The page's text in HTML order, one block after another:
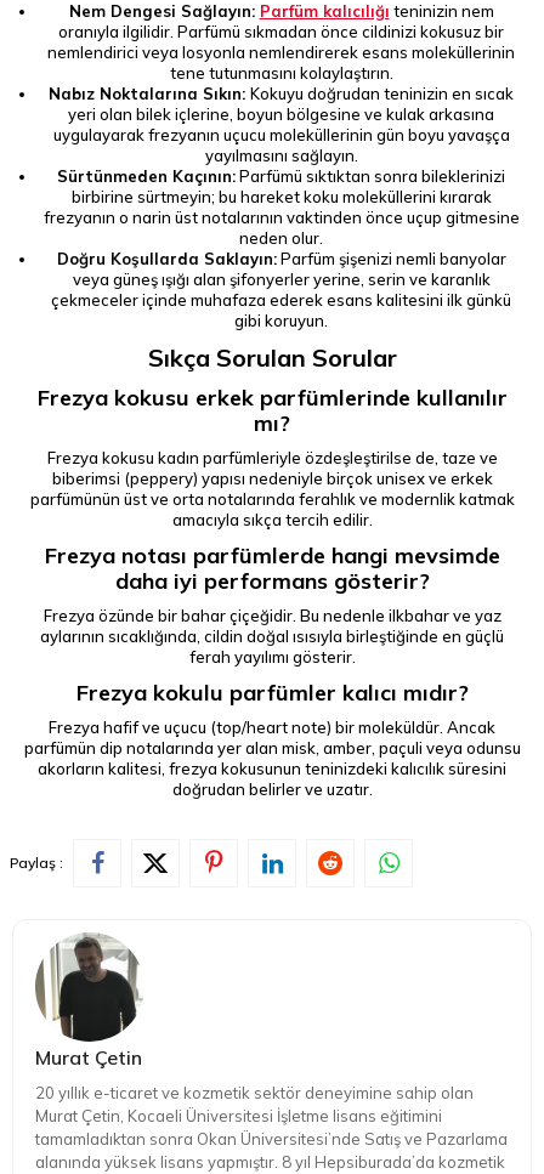
Nem Dengesi Sağlayın: Parfüm kalıcılığı teninizin nem
oranıyla ilgilidir. Parfümü sıkmadan önce cildinizi kokusuz bir
nemlendirici veya losyonla nemlendirerek esans moleküllerinin
tene tutunmasını kolaylaştırın.
Nabız Noktalarına Sıkın: Kokuyu doğrudan teninizin en sıcak
yeri olan bilek içlerine, boyun bölgesine ve kulak arkasına
uygulayarak frezyanın uçucu moleküllerinin gün boyu yavaşça
yayılmasını sağlayın.
Sürtünmeden Kaçının:Parfümü sıktıktan sonra bileklerinizi
birbirine sürtmeyin; bu hareket koku moleküllerini kırarak
frezyanın o narin üst notalarının vaktinden önce uçup gitmesine
neden olur.
Doğru Koşullarda Saklayın:Parfüm şişenizi nemli banyolar
veya güneş ışığı alan şifonyerler yerine, serin ve karanlık
çekmeceler içinde muhafaza ederek esans kalitesini ilk günkü
gibi koruyun.
Sıkça Sorulan Sorular
Frezya kokusu erkek parfümlerinde kullanılır
mı?
Frezya kokusu kadın parfümleriyle özdeşleştirilse de, taze ve
biberimsi (peppery) yapısı nedeniyle birçok unisex ve erkek
parfümünün üst ve orta notalarında ferahlık ve modernlik katmak
amacıyla sıkça tercih edilir.
Frezya notası parfümlerde hangi mevsimde
daha iyi performans gösterir?
Frezya özünde bir bahar çiçeğidir. Bu nedenle ilkbahar ve yaz
aylarının sıcaklığında, cildin doğal ısısıyla birleştiğinde en güçlü
ferah yayılımı gösterir.
Frezya kokulu parfümler kalıcı mıdır?
Frezya hafif ve uçucu (top/heart note) bir moleküldür. Ancak
parfümün dip notalarında yer alan misk, amber, paçuli veya odunsu
akorların kalitesi, frezya kokusunun teninizdeki kalıcılık süresini
doğrudan belirler ve uzatır.
Paylaş :
Murat Çetin
20 yıllık e-ticaret ve kozmetik sektör deneyimine sahip olan
Murat Çetin, Kocaeli Üniversitesi İşletme lisans eğitimini
tamamladıktan sonra Okan Üniversitesi’nde Satış ve Pazarlama
alanında yüksek lisans yapmıştır. 8 yıl Hepsiburada’da kozmetik